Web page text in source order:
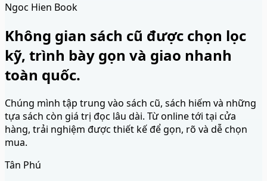
Ngoc Hien Book
Không gian sách cũ được chọn lọc
kỹ, trình bày gọn và giao nhanh
toàn quốc.
Chúng mình tập trung vào sách cũ, sách hiếm và những
tựa sách còn giá trị đọc lâu dài. Từ online tới tại cửa
hàng, trải nghiệm được thiết kế để gọn, rõ và dễ chọn
mua.
Tân Phú